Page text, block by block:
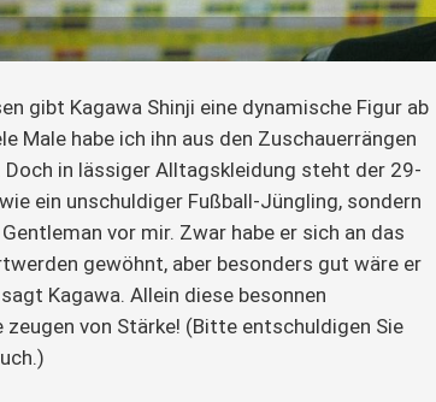
gibt Kagawa Shinji eine dynamische Figur ab
Male habe ich ihn aus den Zuschauerrängen
Doch in lässiger Alltagskleidung steht der 29-
ein unschuldiger Fußball-Jüngling, sondern
vor mir. Zwar habe er sich an das
gewöhnt, aber besonders gut wäre er
Kagawa. Allein diese besonnen
zeugen von Stärke! (Bitte entschuldigen Sie